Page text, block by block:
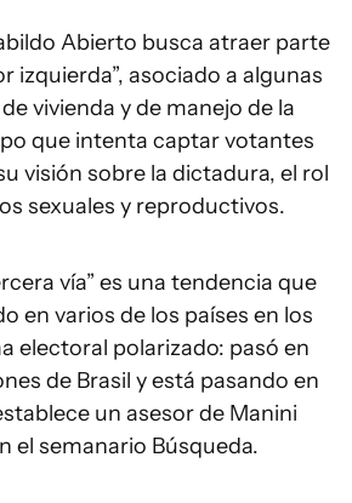
Abierto busca atraer parte
izquierda”, asociado a algunas
vivienda y de manejo de la
que intenta captar votantes
visión sobre la dictadura, el rol
sexuales y reproductivos.
vía” es una tendencia que
en varios de los países en los
electoral polarizado: pasó en
de Brasil y está pasando en
un asesor de Manini
el semanario Búsqueda.